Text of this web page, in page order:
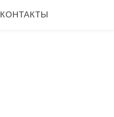
КОНТАКТЫ